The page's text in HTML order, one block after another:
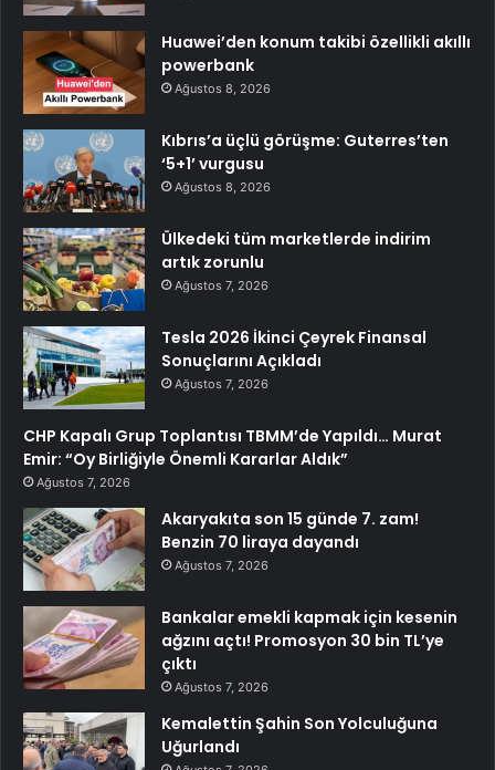
Huawei’den konum takibi özellikli akıllı
powerbank
Ağustos 8, 2026
Kıbrıs’a üçlü görüşme: Guterres’ten
‘5+1’ vurgusu
Ağustos 8, 2026
Ülkedeki tüm marketlerde indirim
artık zorunlu
Ağustos 7, 2026
Tesla 2026 İkinci Çeyrek Finansal
Sonuçlarını Açıkladı
Ağustos 7, 2026
CHP Kapalı Grup Toplantısı TBMM’de Yapıldı… Murat
Emir: “Oy Birliğiyle Önemli Kararlar Aldık”
Ağustos 7, 2026
Akaryakıta son 15 günde 7. zam!
Benzin 70 liraya dayandı
Ağustos 7, 2026
Bankalar emekli kapmak için kesenin
ağzını açtı! Promosyon 30 bin TL’ye
çıktı
Ağustos 7, 2026
Kemalettin Şahin Son Yolculuğuna
Uğurlandı